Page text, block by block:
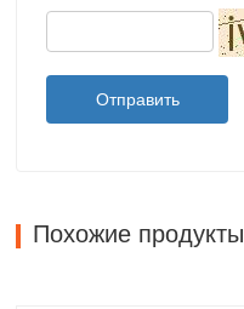
Отправить
Похожие продукты